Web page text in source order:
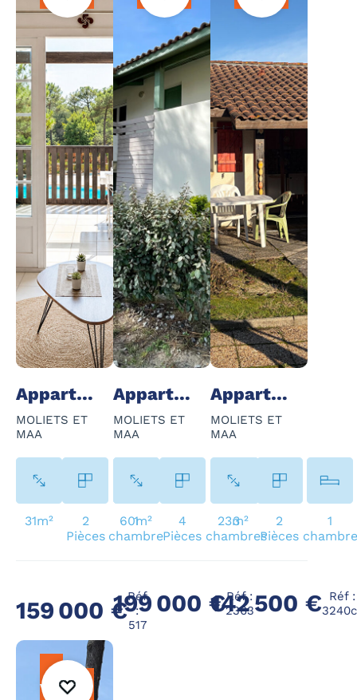
Appartement - 2 Pièce(s) - 31 m²
MOLIETS ET
MAA
31m²
2
Pièces
1
chambre
159 000 €
Réf
:
517
Appartement - 4 Pièce(s) - 60 m²
MOLIETS ET
MAA
60m²
4
Pièces
3
chambres
199 000 €Réf :
2363
Appartement - 2 Pièce(s) - 23 m²
MOLIETS ET
MAA
23m²
2
Pièces
1
chambre
142 500 €
Réf :
vendre